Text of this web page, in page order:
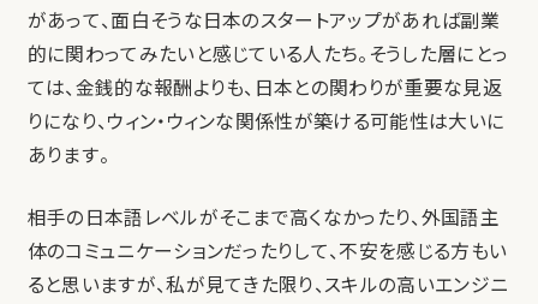
があって、面白そうな日本のスタートアップがあれば副業
的に関わってみたいと感じている人たち。そうした層にとっ
ては、金銭的な報酬よりも、日本との関わりが重要な見返
りになり、ウィン・ウィンな関係性が築ける可能性は大いに
あります。
相手の日本語レベルがそこまで高くなかったり、外国語主
体のコミュニケーションだったりして、不安を感じる方もい
ると思いますが、私が見てきた限り、スキルの高いエンジニ